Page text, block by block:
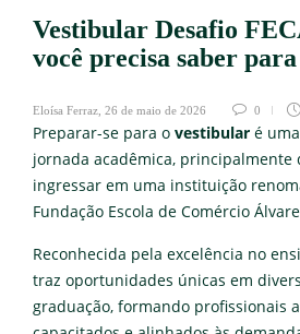
Vestibular Desafio
você precisa saber
Eloísa Ferraz 26 de maio de 2026 0
Preparar-se para o vestibular é
jornada acadêmica, principalmente
ingressar em uma instituição
Fundação Escola de Comércio
Reconhecida pela excelência no
traz oportunidades únicas em
graduação, formando profissionais